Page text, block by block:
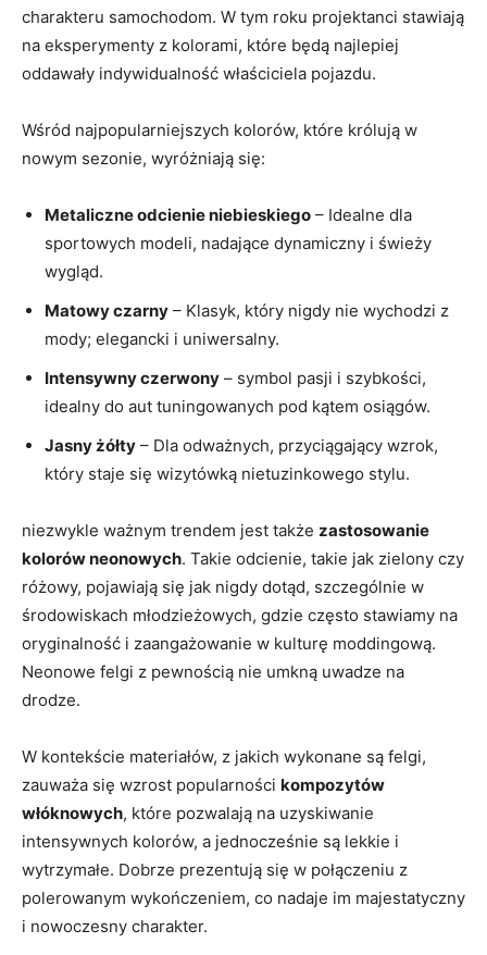
charakteru samochodom. W tym roku projektanci stawiają
na eksperymenty z kolorami, które będą najlepiej
oddawały indywidualność właściciela pojazdu.
Wśród najpopularniejszych kolorów, które królują w
nowym sezonie, wyróżniają się:
Metaliczne odcienie niebieskiego – Idealne dla
sportowych modeli, nadające dynamiczny i świeży
wygląd.
Matowy czarny – Klasyk, który nigdy nie wychodzi z
mody; elegancki i uniwersalny.
Intensywny czerwony – symbol pasji i szybkości,
idealny do aut tuningowanych pod kątem osiągów.
Jasny żółty – Dla odważnych, przyciągający wzrok,
który staje się wizytówką nietuzinkowego stylu.
niezwykle ważnym trendem jest także zastosowanie
kolorów neonowych. Takie odcienie, takie jak zielony czy
różowy, pojawiają się jak nigdy dotąd, szczególnie w
środowiskach młodzieżowych, gdzie często stawiamy na
oryginalność i zaangażowanie w kulturę moddingową.
Neonowe felgi z pewnością nie umkną uwadze na
drodze.
W kontekście materiałów, z jakich wykonane są felgi,
zauważa się wzrost popularności kompozytów
włóknowych, które pozwalają na uzyskiwanie
intensywnych kolorów, a jednocześnie są lekkie i
wytrzymałe. Dobrze prezentują się w połączeniu z
polerowanym wykończeniem, co nadaje im majestatyczny
i nowoczesny charakter.